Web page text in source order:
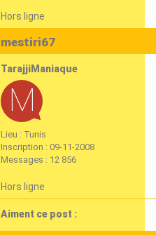
Hors ligne
mestiri67
TarajjiManiaque
Lieu : Tunis
Inscription : 09-11-2008
Messages : 12 856
Hors ligne
Aiment ce post :